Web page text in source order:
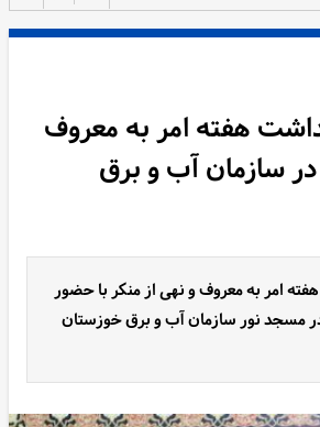
هفته امر به معروف
سازمان آب و برق
امر به معروف و نهی از منکر با حضور
مسجد نور سازمان آب و برق خوزستان